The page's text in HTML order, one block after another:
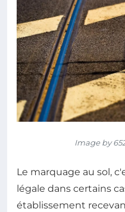
Image by
Le marquage au sol,
légale dans certains
établissement